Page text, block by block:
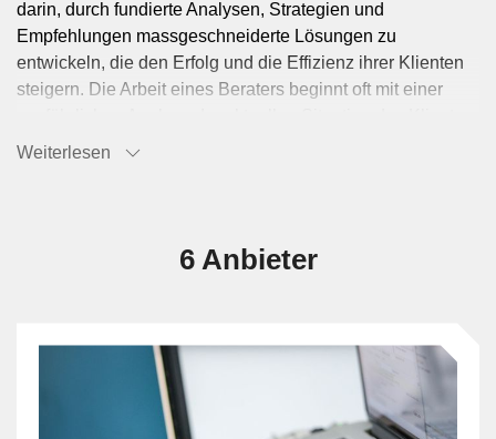
6 Anbieter
darin, durch fundierte Analysen, Strategien und
Empfehlungen massgeschneiderte Lösungen zu
entwickeln, die den Erfolg und die Effizienz ihrer Klienten
steigern. Die Arbeit eines Beraters beginnt oft mit einer
Dies beinhaltet das Sammeln und Auswerten von Daten,
Chancen und potenzielle Verbesserungsbereiche. Berater
beispielsweise die Optimierung von Geschäftsprozessen,
die Einführung neuer Technologien, die Entwicklung von
Marketingstrategien oder die Verbesserung der finanziellen
Weiterlesen